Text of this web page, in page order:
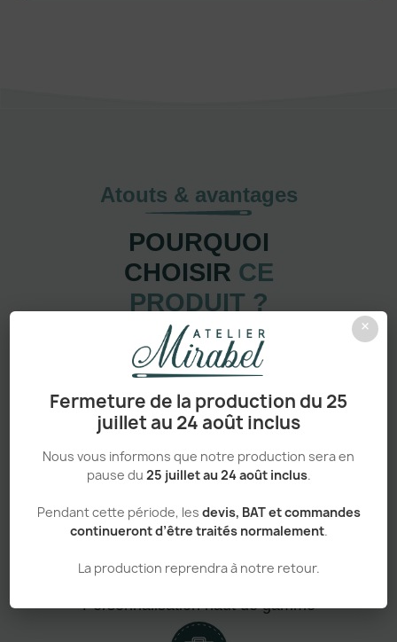
×
Fermeture de la production du 25
juillet au 24 août inclus
Nous vous informons que notre production sera en
pause du 25 juillet au 24 août inclus.
Pendant cette période, les devis, BAT et commandes
continueront d’être traités normalement.
La production reprendra à notre retour.
Atouts & avantages
POURQUOI
CHOISIR CE
PRODUIT ?
Pensé pour durer, facile à personnaliser et adapté à
tous les usages, ce modèle réunit tout ce qui fait une
pièce vraiment incontournable.
Confort absolu & durabilité renforcée
Personnalisation haut de gamme